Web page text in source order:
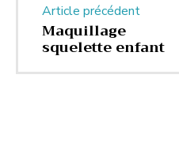
Article précédent
Maquillage
squelette enfant